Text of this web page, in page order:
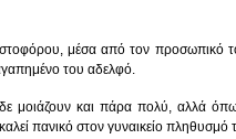
μέσα από τον προσωπικό
του αδελφό.
δε μοιάζουν και πάρα πολύ, αλλά
πανικό στον γυναικείο πληθυσμό